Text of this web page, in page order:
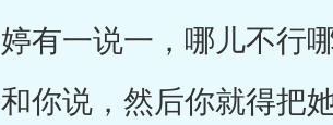
婷有一说一，哪儿不行
和你说，然后你就得把